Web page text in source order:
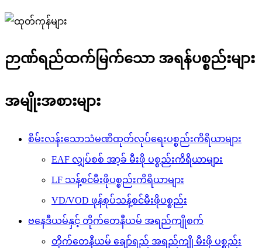
ဉာဏ်ရည်ထက်မြက်သော အရန်ပစ္စည်းများ
အမျိုးအစားများ
စိမ်းလန်းသောသံမဏိထုတ်လုပ်ရေးပစ္စည်းကိရိယာများ
EAF လျှပ်စစ် အာ့ခ် မီးဖို ပစ္စည်းကိရိယာများ
LF သန့်စင်မီးဖိုပစ္စည်းကိရိယာများ
VD/VOD ဖုန်စုပ်သန့်စင်မီးဖိုပစ္စည်း
ဗနေဒီယမ်နှင့် တိုက်တေနီယမ် အရည်ကျိုစက်
တိုက်တေနီယမ် ချော်ရည် အရည်ကျို မီးဖို ပစ္စည်း